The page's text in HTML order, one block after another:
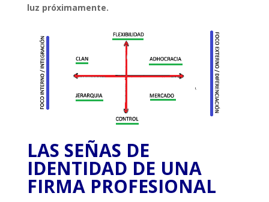
luz próximamente.
LAS SEÑAS DE
IDENTIDAD DE UNA
FIRMA PROFESIONAL